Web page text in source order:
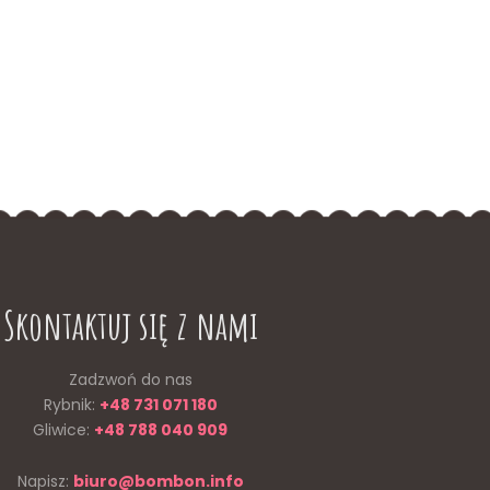
Skontaktuj się z nami
Zadzwoń do nas
Rybnik: +48 731 071 180
Gliwice: +48 788 040 909
Napisz: biuro@bombon.info